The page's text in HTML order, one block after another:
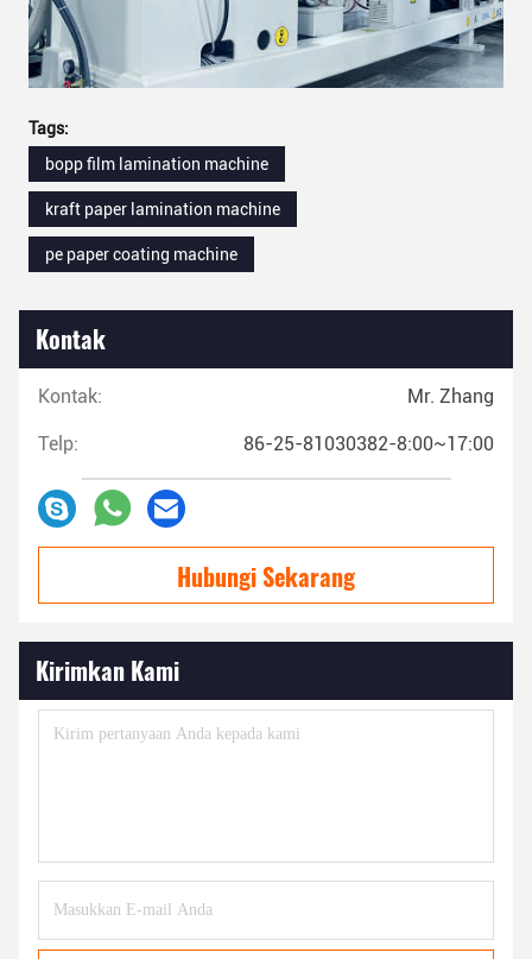
Tags:
bopp film lamination machine
kraft paper lamination machine
pe paper coating machine
Kontak
Kontak: Mr. Zhang
Telp: 86-25-81030382-8:00~17:00
Hubungi Sekarang
Kirimkan Kami